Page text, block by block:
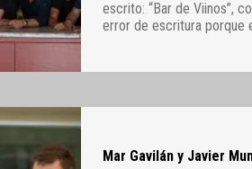
escrito: “Bar de Viinos”,
error de escritura porque
Mar Gavilán y Javier